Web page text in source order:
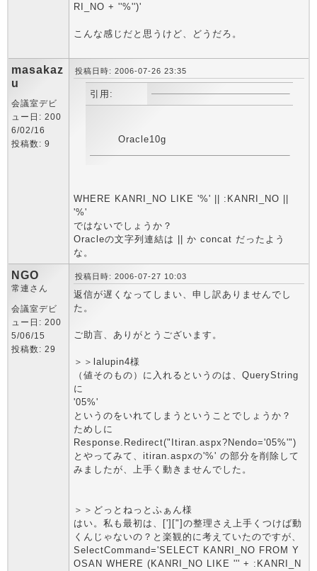
RI_NO + ''%'')'
こんな感じだと思うけど、どうだろ。
masakaz
u
会議室デビ
ュー日: 200
6/02/16
投稿数: 9
投稿日時: 2006-07-26 23:35
引用:
Oracle10g
WHERE KANRI_NO LIKE '%' || :KANRI_NO ||
'%'
ではないでしょうか？
Oracleの文字列連結は || か concat だったよう
な。
NGO
常連さん
会議室デビ
ュー日: 200
5/06/15
投稿数: 29
投稿日時: 2006-07-27 10:03
返信が遅くなってしまい、申し訳ありませんでし
た。
ご助言、ありがとうございます。
＞＞lalupin4様
（値そのもの）に入れるというのは、QueryString
に
'05%'
というのをいれてしまうということでしょうか？
ためしに
Response.Redirect("Itiran.aspx?Nendo='05%'")
とやってみて、itiran.aspxの'%' の部分を削除して
みましたが、上手く動きませんでした。
＞＞どっとねっとふぁん様
はい。私も最初は、[']["]の整理さえ上手くつけば動
くんじゃないの？と楽観的に考えていたのですが、
SelectCommand='SELECT KANRI_NO FROM Y
OSAN WHERE (KANRI_NO LIKE ''' + :KANRI_N